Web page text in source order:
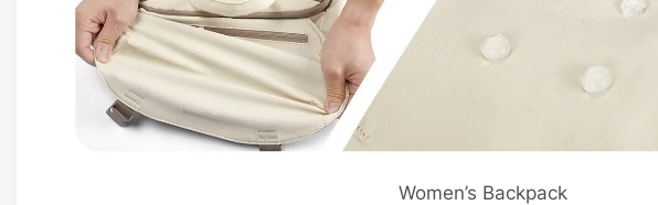
Women’s Backpack